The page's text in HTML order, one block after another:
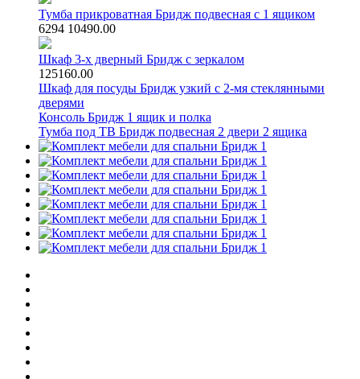
Тумба прикроватная Бридж подвесная с 1 ящиком
6294 10490.00
Шкаф 3-х дверный Бридж с зеркалом
125160.00
Шкаф для посуды Бридж узкий с 2-мя стеклянными
дверями
Консоль Бридж 1 ящик и полка
Тумба под ТВ Бридж подвесная 2 двери 2 ящика